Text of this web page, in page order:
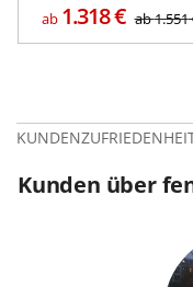
ab 1.318€ ab1.551
Kunden über